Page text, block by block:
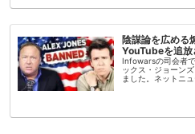
陰謀論を広める
YouTubeを追放
Infowarsの司会者
ックス・ジョーン
ました。ネットニ